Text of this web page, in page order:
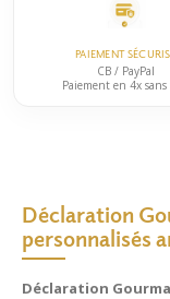
PAIEMENT
CB / PayPal
Paiement en 4x sans
Déclaration
personnalisés
Déclaration